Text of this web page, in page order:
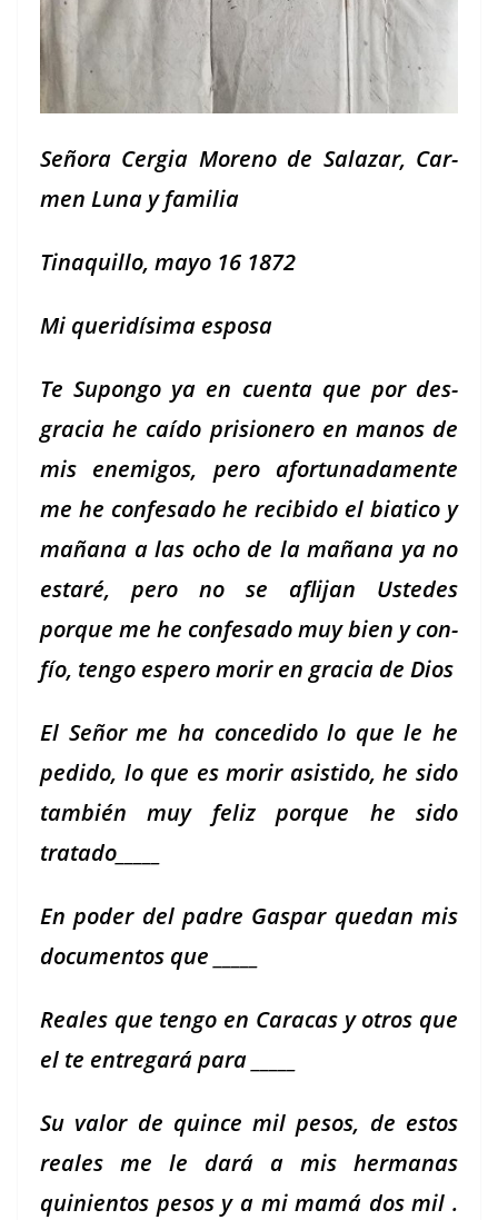
Seño­ra Cer­gia Moreno de Salazar, Car­
men Luna y familia
Tinaquil­lo, mayo 16 1872
Mi queridísi­ma esposa
Te Supon­go ya en cuen­ta que por des­
gra­cia he caí­do pri­sionero en manos de
mis ene­mi­gos, pero afor­tu­nada­mente
me he con­fe­sa­do he recibido el biati­co y
mañana a las ocho de la mañana ya no
estaré, pero no se afli­jan Ust­edes
porque me he con­fe­sa­do muy bien y con­
fío, ten­go espero morir en gra­cia de Dios
El Señor me ha con­ce­di­do lo que le he
pedi­do, lo que es morir asis­ti­do, he sido
tam­bién muy feliz porque he sido
tratado_____
En poder del padre Gas­par quedan mis
doc­u­men­tos que _____
Reales que ten­go en Cara­cas y otros que
el te entre­gará para _____
Su val­or de quince mil pesos, de estos
reales me le dará a mis her­manas
quinien­tos pesos y a mi mamá dos mil .